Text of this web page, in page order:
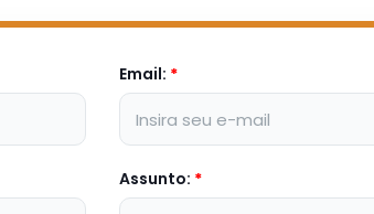
Email: *
Assunto: *